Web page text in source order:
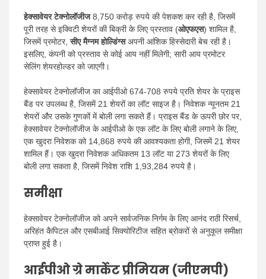
हेक्सावेयर टेक्नोलॉजीज8,750 करोड़ रुपये की पेशकश कर रही है, जिसमें
पूरी तरह से इक्विटी शेयरों की बिक्री के लिए प्रस्ताव (ओएफएस) शामिल है,
जिसमें प्रमोटर,सीए मैग्नम होल्डिंग्सअपनी आंशिक हिस्सेदारी बेच रही है।
इसलिए, कंपनी को प्रस्ताव से कोई आय नहीं मिलेगी; सारी आय प्रमोटर
सेलिंग शेयरहोल्डर को जाएगी।
हेक्सावेयर टेक्नोलॉजीज का आईपीओ 674-708 रुपये प्रति शेयर के प्राइस
बैंड पर उपलब्ध है, जिसमें 21 शेयरों का लॉट साइज है। निवेशक न्यूनतम 21
शेयरों और उसके गुणकों में बोली लगा सकते हैं। प्राइस बैंड के ऊपरी छोर पर,
हेक्सावेयर टेक्नोलॉजीज के आईपीओ के एक लॉट के लिए बोली लगाने के लिए,
एक खुदरा निवेशक को 14,868 रुपये की आवश्यकता होगी, जिसमें 21 शेयर
शामिल हैं। एक खुदरा निवेशक अधिकतम 13 लॉट या 273 शेयरों के लिए
बोली लगा सकता है, जिसमें निवेश राशि 1,93,284 रुपये है।
समीक्षा
हेक्सावेयर टेक्नोलॉजीज को अपने सार्वजनिक निर्गम के लिए आनंद राठी रिसर्च,
अरिहंत कैपिटल और एसबीआई सिक्योरिटीज सहित ब्रोकरों से अनुकूल समीक्षा
प्राप्त हुई है।
आईपीओ ग्रे मार्केट प्रीमियम (जीएमपी)